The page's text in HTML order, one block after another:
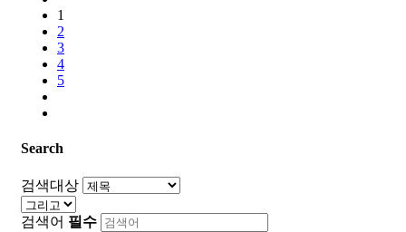
1
2
3
4
5
Search
검색대상
검색어 필수